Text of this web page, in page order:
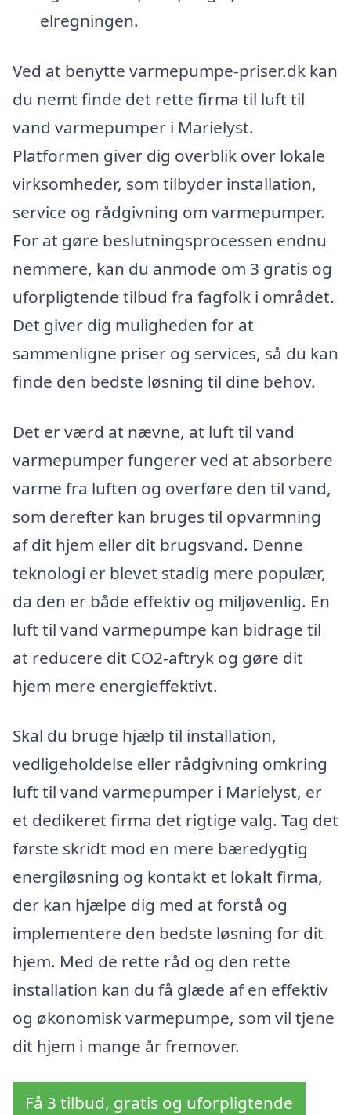
elregningen.
Ved at benytte varmepumpe-priser.dk kan
du nemt finde det rette firma til luft til
vand varmepumper i Marielyst.
Platformen giver dig overblik over lokale
virksomheder, som tilbyder installation,
service og rådgivning om varmepumper.
For at gøre beslutningsprocessen endnu
nemmere, kan du anmode om 3 gratis og
uforpligtende tilbud fra fagfolk i området.
Det giver dig muligheden for at
sammenligne priser og services, så du kan
finde den bedste løsning til dine behov.
Det er værd at nævne, at luft til vand
varmepumper fungerer ved at absorbere
varme fra luften og overføre den til vand,
som derefter kan bruges til opvarmning
af dit hjem eller dit brugsvand. Denne
teknologi er blevet stadig mere populær,
da den er både effektiv og miljøvenlig. En
luft til vand varmepumpe kan bidrage til
at reducere dit CO2-aftryk og gøre dit
hjem mere energieffektivt.
Skal du bruge hjælp til installation,
vedligeholdelse eller rådgivning omkring
luft til vand varmepumper i Marielyst, er
et dedikeret firma det rigtige valg. Tag det
første skridt mod en mere bæredygtig
energiløsning og kontakt et lokalt firma,
der kan hjælpe dig med at forstå og
implementere den bedste løsning for dit
hjem. Med de rette råd og den rette
installation kan du få glæde af en effektiv
og økonomisk varmepumpe, som vil tjene
dit hjem i mange år fremover.
Få 3 tilbud, gratis og uforpligtende